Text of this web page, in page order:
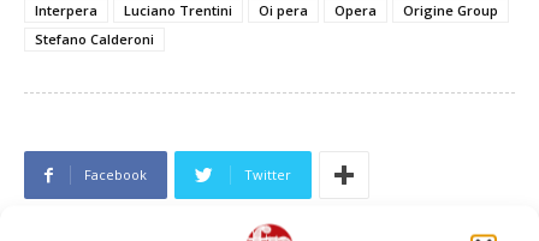
Interpera
Luciano Trentini Oi pera Opera
Origine Group
Stefano Calderoni
Facebook Twitter
Prossimo articolo